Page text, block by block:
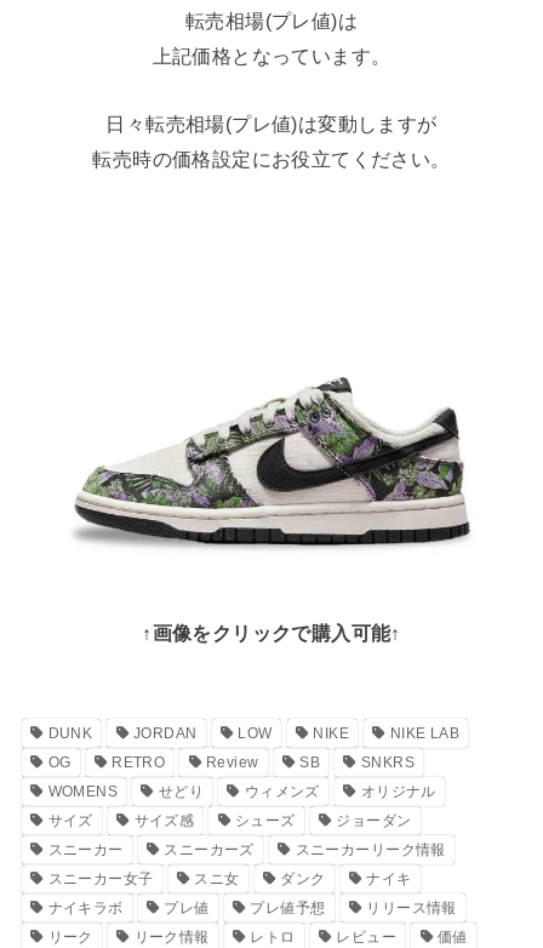
転売相場(プレ値)は
上記価格となっています。
日々転売相場(プレ値)は変動しますが
転売時の価格設定にお役立てください。
↑画像をクリックで購入可能↑
DUNK JORDAN LOW NIKE
NIKE LAB
OG
RETRO Review SB
SNKRS
WOMENS
せどり ウィメンズ
オリジナル
サイズ
サイズ感 シューズ
ジョーダン
スニーカー
スニーカーズ
スニーカーリーク情報
スニーカー女子
スニ女 ダンク
ナイキ
ナイキラボ
プレ値 プレ値予想
リリース情報
リーク
リーク情報 レトロ レビュー
価値